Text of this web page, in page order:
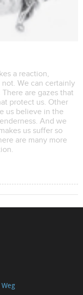
a reaction,
We can certainly
are gazes that
protect us. Other
us believe in the
And we
us suffer so
are many more